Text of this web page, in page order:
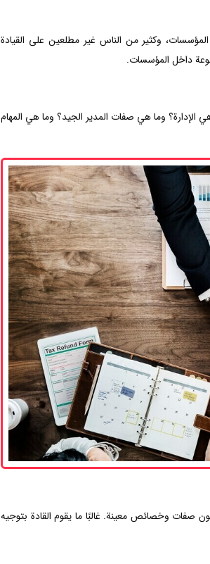
وكثير من الناس غير مطلعين على القيادة
داخل المؤسسات.
وما هي صفات المدير الجيد؟ وما هي المهام
صفات وخصائص معينة. غالبًا ما يقوم القادة بتوجيه